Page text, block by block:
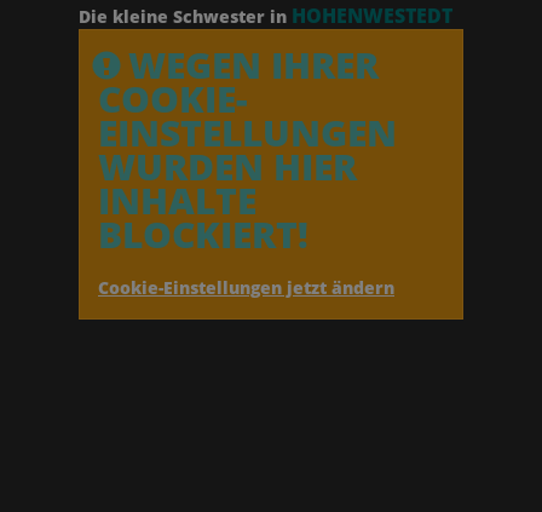
Die kleine Schwester in HOHENWESTEDT
WEGEN IHRER
COOKIE-
EINSTELLUNGEN
WURDEN HIER
INHALTE
BLOCKIERT!
Cookie-Einstellungen jetzt ändern